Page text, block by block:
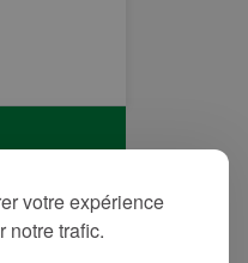
votre expérience
notre trafic.